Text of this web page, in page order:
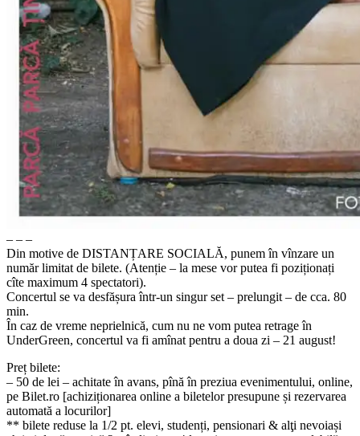
– – –
Din motive de DISTANȚARE SOCIALĂ, punem în vînzare un
număr limitat de bilete. (Atenție – la mese vor putea fi poziționați
cîte maximum 4 spectatori).
Concertul se va desfășura într-un singur set – prelungit – de cca. 80
min.
În caz de vreme neprielnică, cum nu ne vom putea retrage în
UnderGreen, concertul va fi amînat pentru a doua zi – 21 august!
Preț bilete:
– 50 de lei – achitate în avans, pînă în preziua evenimentului, online,
pe Bilet.ro [achiziționarea online a biletelor presupune și rezervarea
automată a locurilor]
** bilete reduse la 1/2 pt. elevi, studenți, pensionari & alţi nevoiași